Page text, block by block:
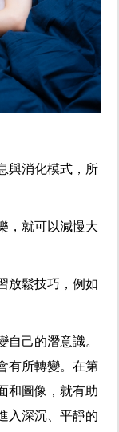
與消化模式，所
，就可以減慢大
放鬆技巧，例如
自己的潛意識。
有所轉變。在第
和圖像，就有助
入深沉、平靜的